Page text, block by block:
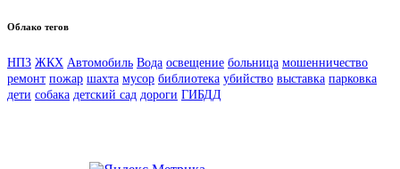
Облако тегов
НПЗ ЖКХ Автомобиль Вода освещение больница мошенничество
ремонт пожар шахта мусор библиотека убийство выставка парковка
дети собака детский сад дороги ГИБДД